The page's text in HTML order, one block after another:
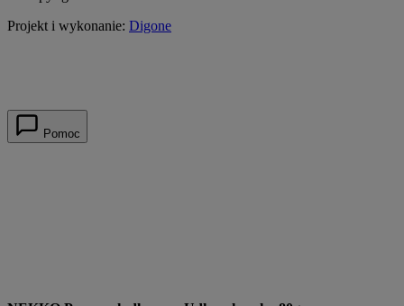
Projekt i wykonanie: Digone
Pomoc